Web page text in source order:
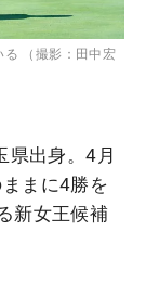
る （撮影：田中宏
県出身。4月
まに4勝を
新女王候補